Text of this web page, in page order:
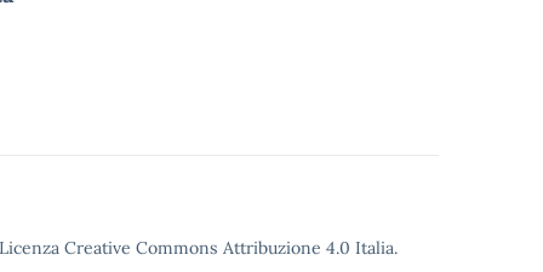
Creative Commons Attribuzione 4.0 Italia.